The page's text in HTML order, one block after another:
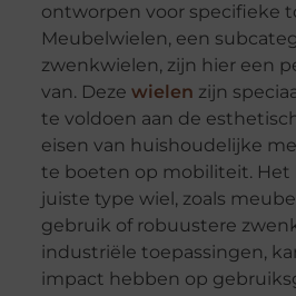
ontworpen voor specifieke
Meubelwielen, een
zwenkwielen, zijn hier een
van. Deze wielen zijn
te voldoen aan de
eisen van huishoudelijke
te boeten op mobiliteit. Het
juiste type wiel, zoals
gebruik of robuustere
industriële toepassingen,
impact hebben op